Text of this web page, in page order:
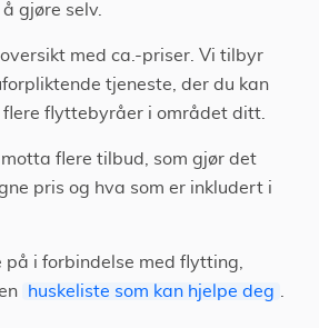
gjøre selv.
med ca.-priser. Vi tilbyr
tjeneste, der du kan
flyttebyråer i området ditt.
flere tilbud, som gjør det
pris og hva som er inkludert i
på i forbindelse med flytting,
huskeliste som kan hjelpe deg